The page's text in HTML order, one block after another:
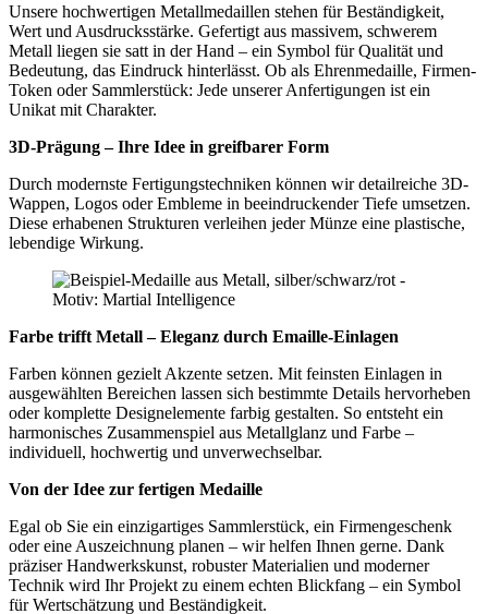
Unsere hochwertigen Metallmedaillen stehen für Beständigkeit,
Wert und Ausdrucksstärke. Gefertigt aus massivem, schwerem
Metall liegen sie satt in der Hand – ein Symbol für Qualität und
Bedeutung, das Eindruck hinterlässt. Ob als Ehrenmedaille, Firmen-
Token oder Sammlerstück: Jede unserer Anfertigungen ist ein
Unikat mit Charakter.
3D-Prägung – Ihre Idee in greifbarer Form
Durch modernste Fertigungstechniken können wir detailreiche 3D-
Wappen, Logos oder Embleme in beeindruckender Tiefe umsetzen.
Diese erhabenen Strukturen verleihen jeder Münze eine plastische,
lebendige Wirkung.
Farbe trifft Metall – Eleganz durch Emaille-Einlagen
Farben können gezielt Akzente setzen. Mit feinsten Einlagen in
ausgewählten Bereichen lassen sich bestimmte Details hervorheben
oder komplette Designelemente farbig gestalten. So entsteht ein
harmonisches Zusammenspiel aus Metallglanz und Farbe –
individuell, hochwertig und unverwechselbar.
Von der Idee zur fertigen Medaille
Egal ob Sie ein einzigartiges Sammlerstück, ein Firmengeschenk
oder eine Auszeichnung planen – wir helfen Ihnen gerne. Dank
präziser Handwerkskunst, robuster Materialien und moderner
Technik wird Ihr Projekt zu einem echten Blickfang – ein Symbol
für Wertschätzung und Beständigkeit.